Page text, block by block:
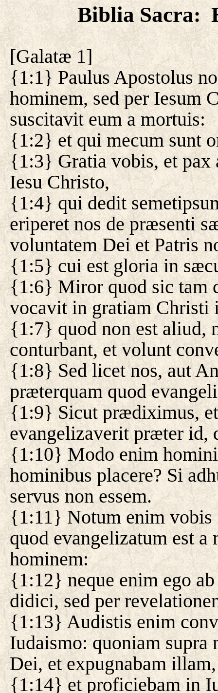
Biblia Sacra:
[Galatæ 1]
{1:1} Paulus Apostolus
hominem, sed per Iesum
suscitavit eum a mortuis:
{1:2} et qui mecum sunt
{1:3} Gratia vobis, et pax
Iesu Christo,
{1:4} qui dedit
eriperet nos de præsenti
voluntatem Dei et Patris
{1:5} cui est gloria in
{1:6} Miror quod sic tam
vocavit in gratiam Christi
{1:7} quod non est aliud,
conturbant, et volunt
{1:8} Sed licet nos, aut
præterquam quod
{1:9} Sicut prædiximus,
evangelizaverit præter id,
{1:10} Modo enim
hominibus placere? Si
servus non essem.
{1:11} Notum enim vobis
quod evangelizatum est a
hominem:
{1:12} neque enim ego
didici, sed per
{1:13} Audistis enim
Iudaismo: quoniam supra
Dei, et expugnabam illam,
{1:14} et proficiebam in